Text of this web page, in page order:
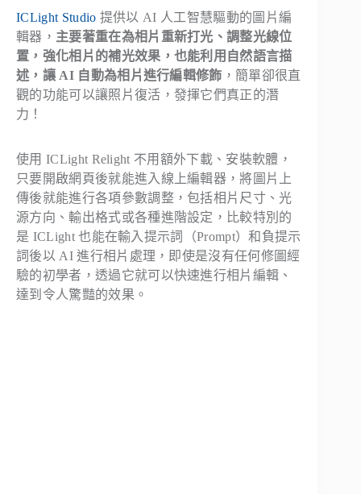
ICLight Studio 提供以 AI 人工智慧驅動的圖片編
輯器， 主要著重在為相片重新打光、調整光線位
置，強化相片的補光效果，也能利用自然語言描
述，讓 AI 自動為相片進行編輯修飾 ，簡單卻很直
觀的功能可以讓照片復活，發揮它們真正的潛
力！
使用 ICLight Relight 不用額外下載、安裝軟體，
只要開啟網頁後就能進入線上編輯器，將圖片上
傳後就能進行各項參數調整，包括相片尺寸、光
源方向、輸出格式或各種進階設定，比較特別的
是 ICLight 也能在輸入提示詞（Prompt）和負提示
詞後以 AI 進行相片處理，即使是沒有任何修圖經
驗的初學者，透過它就可以快速進行相片編輯、
達到令人驚豔的效果。